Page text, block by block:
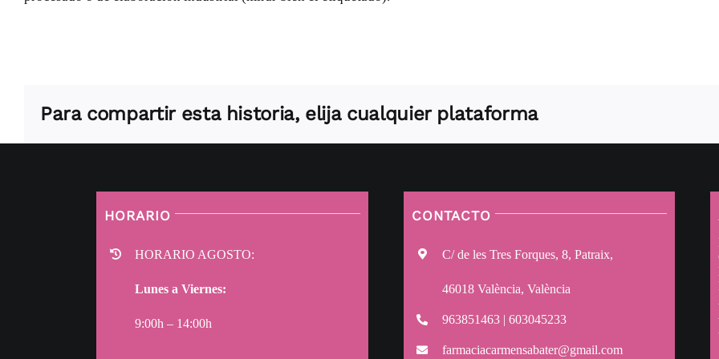
Para compartir esta historia, elija cualquier plataforma
HORARIO
HORARIO AGOSTO:
Lunes a Viernes:
9:00h – 14:00h
CONTACTO
C/ de les Tres Forques, 8, Patraix,
46018 València, València
963851463 | 603045233
farmaciacarmensabater@gmail.com